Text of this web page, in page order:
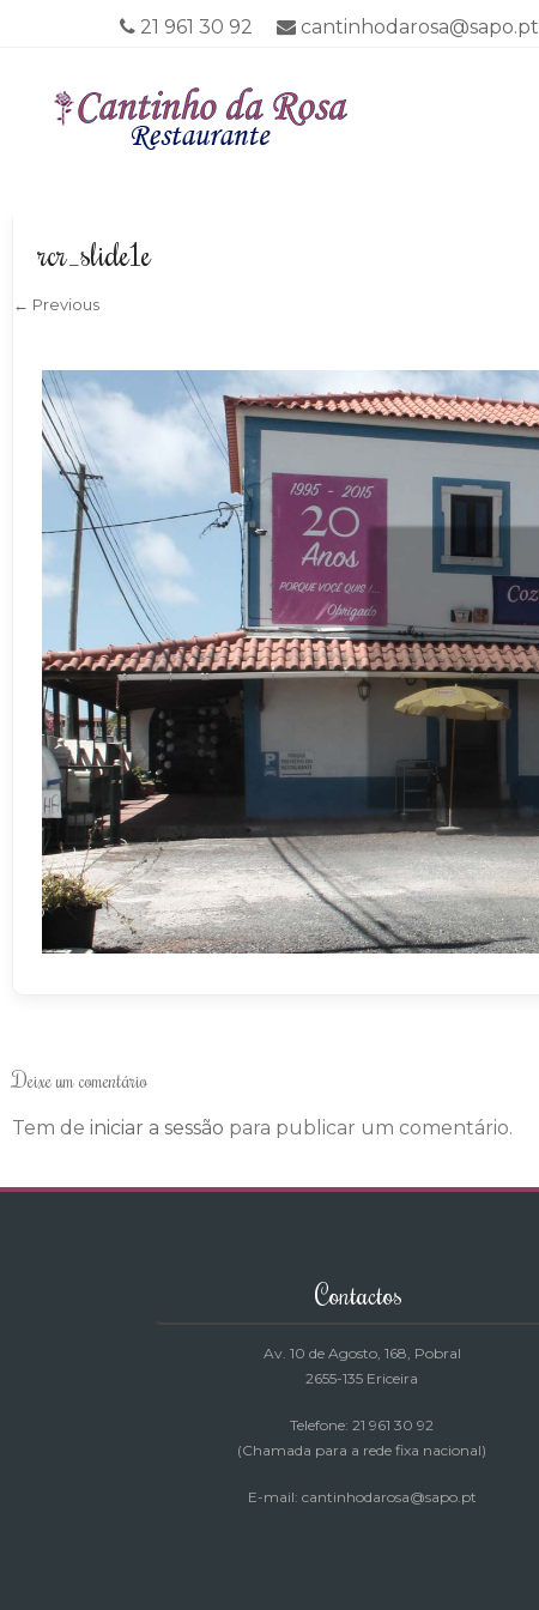
21 961 30 92 cantinhodarosa@sapo.pt
rcr_slide1e
← Previous
Deixe um comentário
Tem de iniciar a sessão para publicar um comentário.
Contactos
Av. 10 de Agosto, 168, Pobral
2655-135 Ericeira
Telefone: 21 961 30 92
(Chamada para a rede fixa nacional)
E-mail: cantinhodarosa@sapo.pt